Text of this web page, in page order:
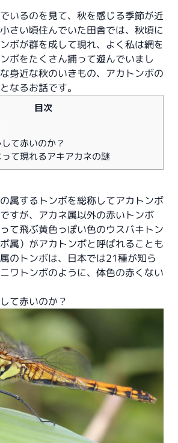
いるのを見て、秋を感じる季節が近
さい頃住んでいた田舎では、秋頃に
ボが群を成して現れ、よく私は網を
ボをたくさん捕って遊んでいまし
身近な秋のいきもの、アカトンボの
なるお話です。
目次
て赤いのか？
て現れるアキアカネの謎
属するトンボを総称してアカトンボ
すが、アカネ属以外の赤いトンボ
て飛ぶ黄色っぽい色のウスバキトン
属）がアカトンボと呼ばれることも
のトンボは、日本では21種が知ら
ワトンボのように、体色の赤くない
て赤いのか？